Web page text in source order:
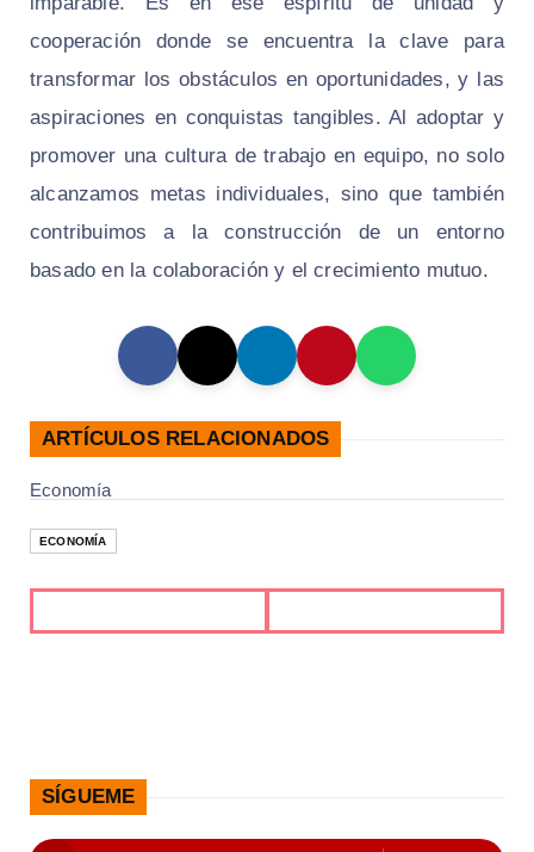
cooperación donde se encuentra la clave para
transformar los obstáculos en oportunidades, y las
aspiraciones en conquistas tangibles. Al adoptar y
promover una cultura de trabajo en equipo, no solo
alcanzamos metas individuales, sino que también
contribuimos a la construcción de un entorno
basado en la colaboración y el crecimiento mutuo.
ARTÍCULOS RELACIONADOS
Economía
ECONOMÍA
SÍGUEME